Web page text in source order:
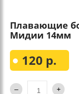
Плавающие
Мидии 14мм
120 р.